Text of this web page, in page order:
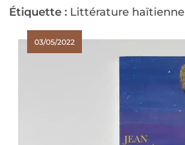
Étiquette : Littérature haïtienne
03/05/2022